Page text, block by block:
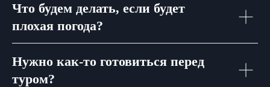
Что будем делать, если будет
плохая погода?
Нужно как-то готовиться перед
туром?